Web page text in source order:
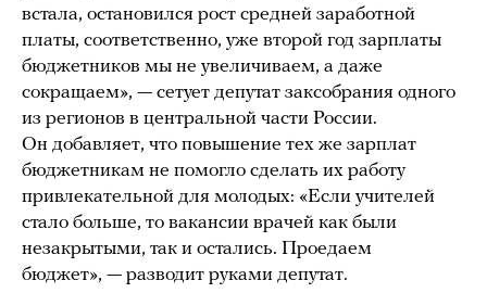
встала, остановился рост средней заработной
платы, соответственно, уже второй год зарплаты
бюджетников мы не увеличиваем, а даже
сокращаем», — сетует депутат заксобрания одного
из регионов в центральной части России.
Он добавляет, что повышение тех же зарплат
бюджетникам не помогло сделать их работу
привлекательной для молодых: «Если учителей
стало больше, то вакансии врачей как были
незакрытыми, так и остались. Проедаем
бюджет», — разводит руками депутат.